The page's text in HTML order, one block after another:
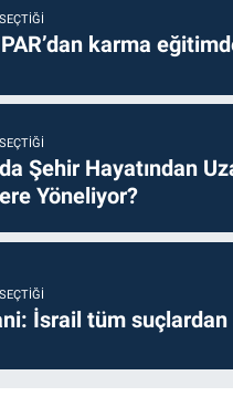
karma
Şehir Hayatından
Yöneliyor?
İsrail tüm suçlardan